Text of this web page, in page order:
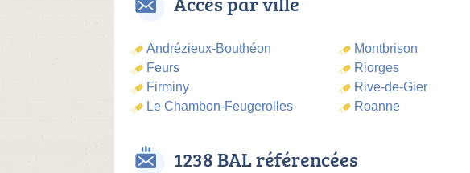
Andrézieux-Bouthéon
Feurs
Firminy
Le Chambon-Feugerolles
Montbrison
Riorges
Rive-de-Gier
Roanne
1238 BAL référencées